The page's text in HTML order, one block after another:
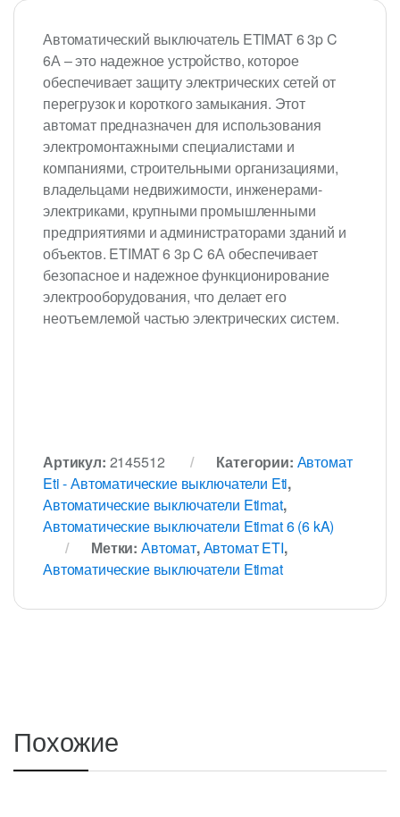
Автоматический выключатель ETIMAT 6 3p C
6А – это надежное устройство, которое
обеспечивает защиту электрических сетей от
перегрузок и короткого замыкания. Этот
автомат предназначен для использования
электромонтажными специалистами и
компаниями, строительными организациями,
владельцами недвижимости, инженерами-
электриками, крупными промышленными
предприятиями и администраторами зданий и
объектов. ETIMAT 6 3p C 6А обеспечивает
безопасное и надежное функционирование
электрооборудования, что делает его
неотъемлемой частью электрических систем.
Артикул: 2145512 Категории: Автомат
Eti - Автоматические выключатели Eti,
Автоматические выключатели Etimat,
Автоматические выключатели Etimat 6 (6 kA)
Метки: Автомат,Автомат ETI,
Автоматические выключатели Etimat
Похожие